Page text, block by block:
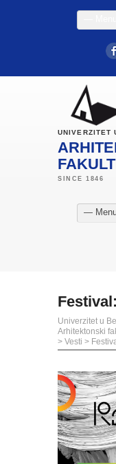
UNIVERZITET
—
Univerzitet u
Arhitektonski
> Vesti >